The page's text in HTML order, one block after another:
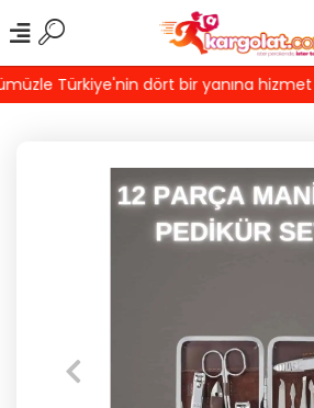
Türkiye'nin dört bir yanına hizmet